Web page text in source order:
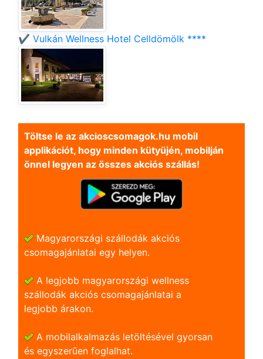
✔️ Vulkán Wellness Hotel Celldömölk ****
Töltse le az akcioscsomagok.hu mobil
applikációt, hogy minden kütyüjén, mobilján
önnel legyen az összes akciós szállás!
Magyarországi szállodák akciós
csomagajánlatai egy helyen.
A legjobb magyarországi wellness
szállodák akciós csomagajánlatai a
legjobb árakon.
A mobilalkalmazás letöltésével gyorsan
és egyszerũen foglalhat.